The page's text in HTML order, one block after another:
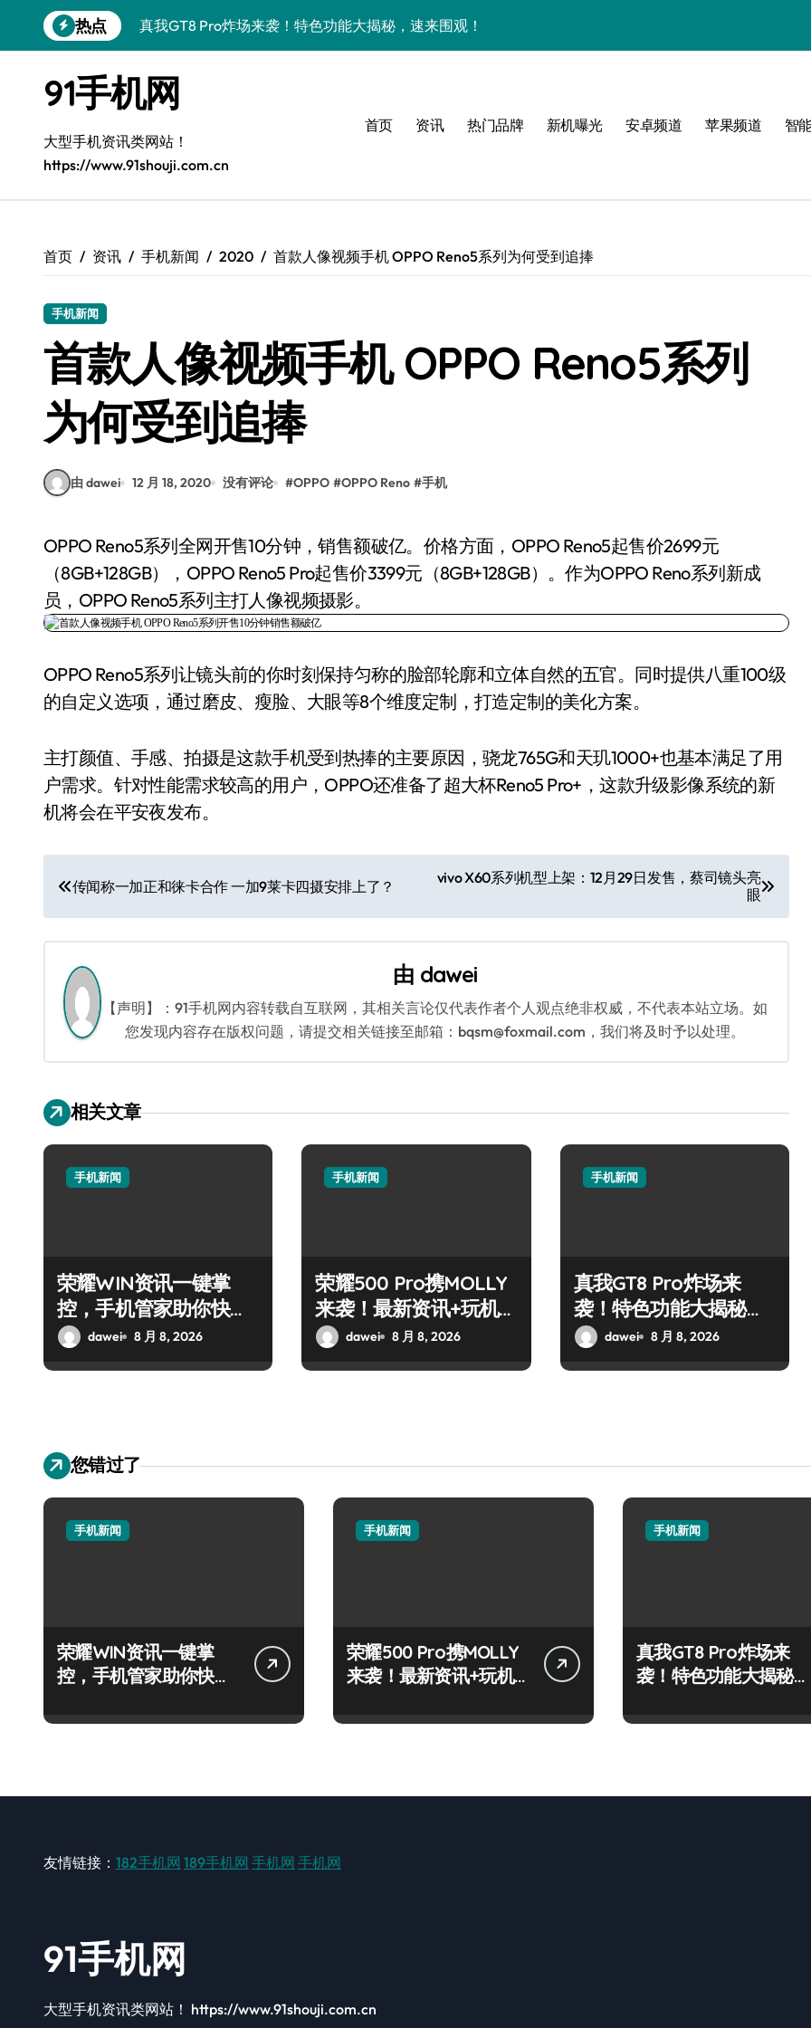
到
热点
真我GT8 Pro炸场来袭！特色功能大揭秘，速来围观！
vivo S50 Pro mini来袭！小屏旗舰，亮点速览不容错过！
REDMI K90深度揭秘！亮点配置全盘点，速来围观！
三星W26震撼来袭！速览资讯，畅享前沿智能科技魅力！
华为nova 15 Ultra新功能解锁，限时优惠速抢！
三星Galaxy Z Fold7：创新科技加持，折叠屏新巅峰！
91手机网
大型手机资讯类网站！
https://www.91shouji.com.cn
首页 资讯 热门品牌 新机曝光 安卓频道 苹果频道 智
首页 资讯 手机新闻 2020 首款人像视频手机 OPPO Reno5系列为何受到追捧
手机新闻
首款人像视频手机 OPPO Reno5系列
为何受到追捧
由 dawei 12 月 18, 2020 没有评论 #OPPO #OPPO Reno #手机
OPPO Reno5系列全网开售10分钟，销售额破亿。价格方面，OPPO Reno5起售价2699元
（8GB+128GB），OPPO Reno5 Pro起售价3399元（8GB+128GB）。作为OPPO Reno系列新成
员，OPPO Reno5系列主打人像视频摄影。
OPPO Reno5系列让镜头前的你时刻保持匀称的脸部轮廓和立体自然的五官。同时提供八重100级
的自定义选项，通过磨皮、瘦脸、大眼等8个维度定制，打造定制的美化方案。
主打颜值、手感、拍摄是这款手机受到热捧的主要原因，骁龙765G和天玑1000+也基本满足了用
户需求。针对性能需求较高的用户，OPPO还准备了超大杯Reno5 Pro+，这款升级影像系统的新
机将会在平安夜发布。
文
章
导
航
传闻称一加正和徕卡合作 一加9莱卡四摄安排上了？
vivo X60系列机型上架：12月29日发售，蔡司镜头亮
眼
由 dawei
【声明】：91手机网内容转载自互联网，其相关言论仅代表作者个人观点绝非权威，不代表本站立场。如
您发现内容存在版权问题，请提交相关链接至邮箱：bqsm@foxmail.com，我们将及时予以处理。
相关文章
手机新闻
荣耀WIN资讯一键掌
控，手机管家助你快人
一步领风骚！
dawei 8 月 8, 2026
手机新闻
荣耀500 Pro携MOLLY
来袭！最新资讯+玩机
秘籍一网打尽！
dawei 8 月 8, 2026
手机新闻
真我GT8 Pro炸场来
袭！特色功能大揭秘，
速来围观！
dawei 8 月 8, 2026
您错过了
手机新闻
荣耀WIN资讯一键掌
控，手机管家助你快人
手机新闻
荣耀500 Pro携MOLLY
来袭！最新资讯+玩机
手机新闻
真我GT8 Pro炸场来
袭！特色功能大揭秘，
友情链接： 182手机网 189手机网 手机网 手机网
91手机网
大型手机资讯类网站！ https://www.91shouji.com.cn